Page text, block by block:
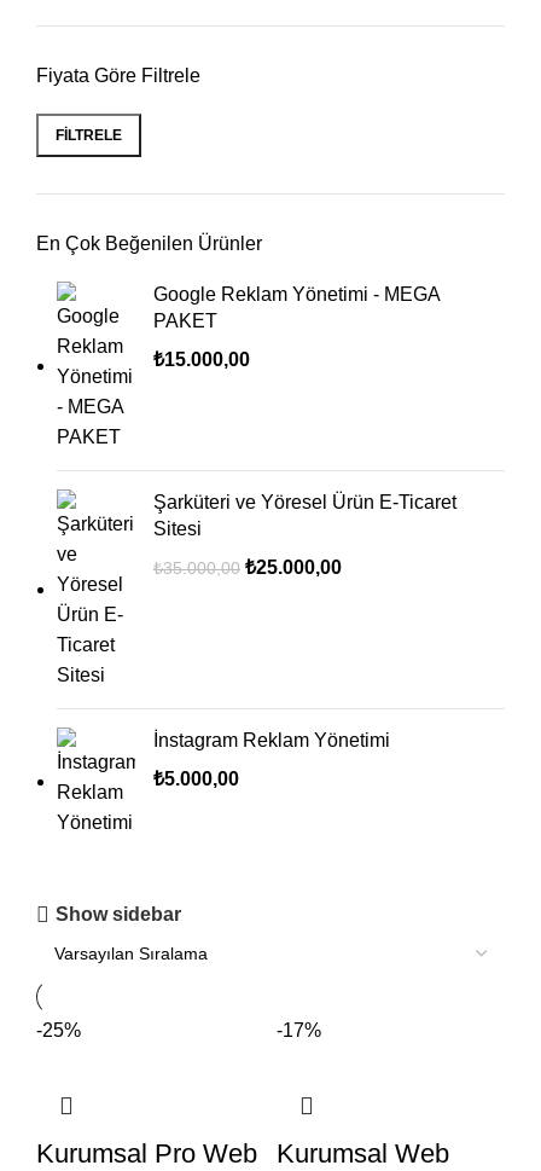
Fiyata Göre Filtrele
FILTRELE
En Çok Beğenilen Ürünler
Google Reklam Yönetimi - MEGA
PAKET
₺15.000,00
Şarküteri ve Yöresel Ürün E-Ticaret
Sitesi
₺35.000,00 ₺25.000,00
İnstagram Reklam Yönetimi
₺5.000,00
Show sidebar
-25%
Kurumsal Pro Web
-17%
Kurumsal Web